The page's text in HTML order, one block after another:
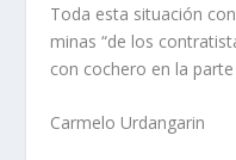
Toda esta situación
minas “de los
con cochero en la parte
Carmelo Urdangarin